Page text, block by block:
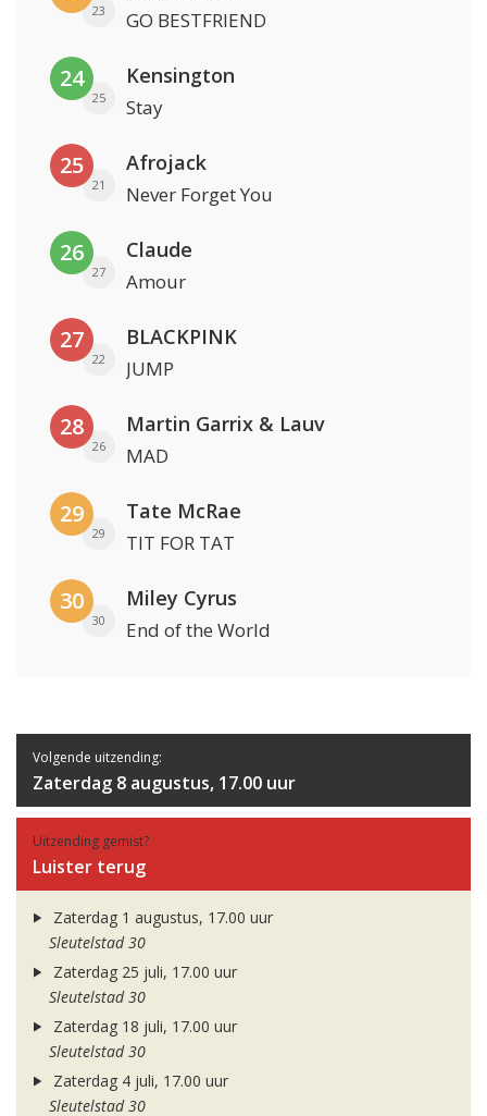
23 GO BESTFRIEND
24
25
Kensington
Stay
25
21
Afrojack
Never Forget You
26
27
Claude
Amour
27
22
BLACKPINK
JUMP
28
26
Martin Garrix & Lauv
MAD
29
29
Tate McRae
TIT FOR TAT
30
30
Miley Cyrus
End of the World
Volgende uitzending:
Zaterdag 8 augustus, 17.00 uur
Uitzending gemist?
Luister terug
Zaterdag 1 augustus, 17.00 uur
Sleutelstad 30
Zaterdag 25 juli, 17.00 uur
Sleutelstad 30
Zaterdag 18 juli, 17.00 uur
Sleutelstad 30
Zaterdag 4 juli, 17.00 uur
Sleutelstad 30